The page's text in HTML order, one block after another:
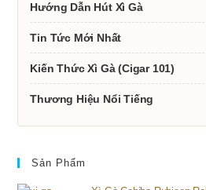
Hướng Dẫn Hút Xì Gà
Tin Tức Mới Nhất
Kiến Thức Xì Gà (Cigar 101)
Thương Hiệu Nổi Tiếng
Sản Phẩm